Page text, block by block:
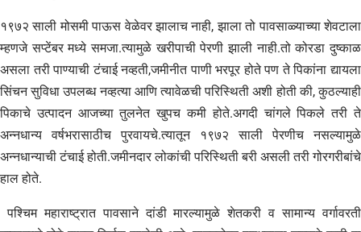
१९७२ साली मोसमी पाऊस वेळेवर झालाच नाही, झाला तो पावसाळ्याच्या शेवटाला
म्हणजे सप्टेंबर मध्ये समजा.त्यामुळे खरीपाची पेरणी झाली नाही.तो कोरडा दुष्काळ
असला तरी पाण्याची टंचाई नव्हती,जमीनीत पाणी भरपूर होते पण ते पिकांना द्यायला
सिंचन सुविधा उपलब्ध नव्हत्या आणि त्यावेळची परिस्थिती अशी होती की, कुठल्याही
पिकाचे उत्पादन आजच्या तुलनेत खुपच कमी होते.अगदी चांगले पिकले तरी ते
अन्नधान्य वर्षभरासाठीच पुरवायचे.त्यातून १९७२ साली पेरणीच नसल्यामुळे
अन्नधान्याची टंचाई होती.जमीनदार लोकांची परिस्थिती बरी असली तरी गोरगरीबांचे
हाल होते.
पश्चिम महाराष्ट्रात पावसाने दांडी मारल्यामुळे शेतकरी व सामान्य वर्गावरती